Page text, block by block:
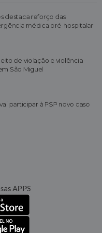
destaca reforço das
médica pré-hospitalar
de violação e violência
São Miguel
participar à PSP novo caso
APPS